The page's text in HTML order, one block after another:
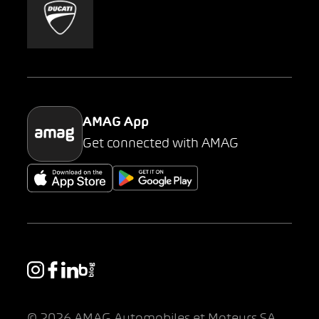
Mobility-as-a-Service
Parking
AMAG App
Get connected with AMAG